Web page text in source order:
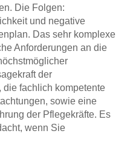
Die Folgen:
und negative
Das sehr komplexe
Anforderungen an die
der
die fachlich kompetente
sowie eine
der Pflegekräfte. Es
wenn Sie